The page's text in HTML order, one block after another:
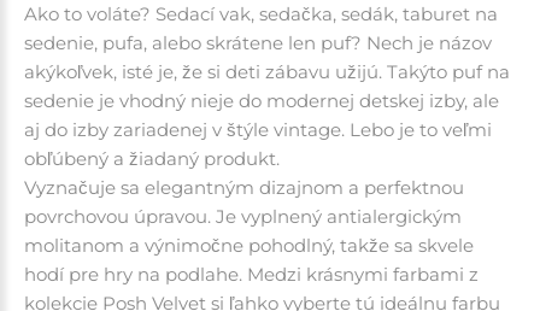
Ako to voláte? Sedací vak, sedačka, sedák, taburet na
sedenie, pufa, alebo skrátene len puf? Nech je názov
akýkoľvek, isté je, že si deti zábavu užijú. Takýto puf na
sedenie je vhodný nieje do modernej detskej izby, ale
aj do izby zariadenej v štýle vintage. Lebo je to veľmi
obľúbený a žiadaný produkt.
Vyznačuje sa elegantným dizajnom a perfektnou
povrchovou úpravou. Je vyplnený antialergickým
molitanom a výnimočne pohodlný, takže sa skvele
hodí pre hry na podlahe. Medzi krásnymi farbami z
kolekcie Posh Velvet si ľahko vyberte tú ideálnu farbu